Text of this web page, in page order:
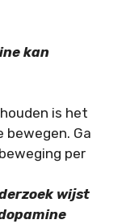
kan
is het
bewegen. Ga
per
wijst